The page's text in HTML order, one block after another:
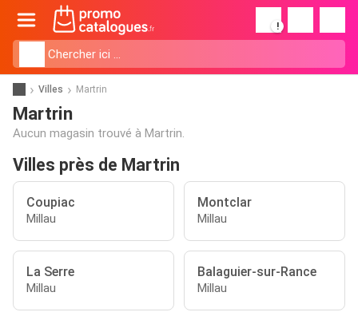
!
Villes Martrin
Martrin
Aucun magasin trouvé à Martrin.
Villes près de Martrin
Coupiac
Millau
Montclar
Millau
La Serre
Millau
Balaguier-sur-Rance
Millau